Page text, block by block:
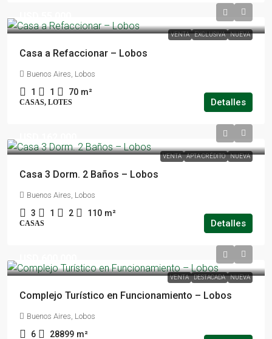
VENTA EXCLUSIVA NUEVA
Casa a Refaccionar – Lobos
Buenos Aires, Lobos
1 1 70 m²
CASAS, LOTES Detalles
VENTA APTA CRÉDITO NUEVA
Casa 3 Dorm. 2 Baños – Lobos
Buenos Aires, Lobos
3 1 2 110 m²
CASAS Detalles
VENTA DESTACADA NUEVA
Complejo Turístico en Funcionamiento – Lobos
Buenos Aires, Lobos
6 28899 m²